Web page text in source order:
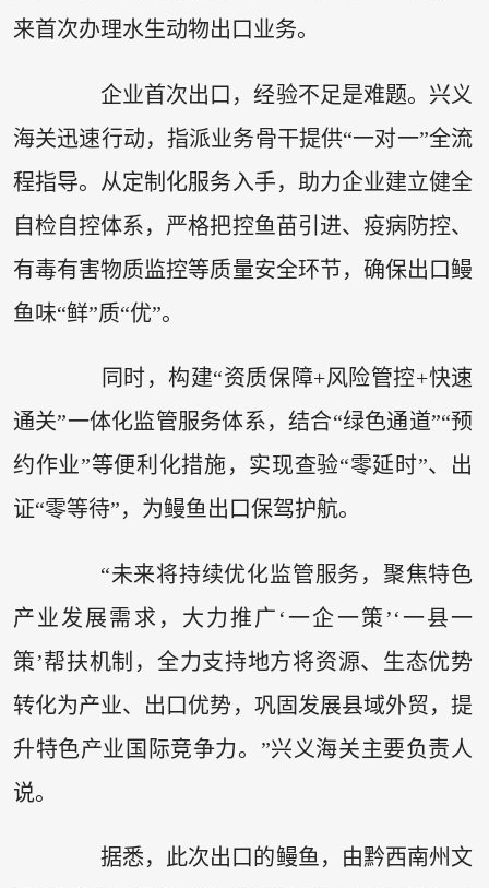
来首次办理水生动物出口业务。
企业首次出口，经验不足是难题。兴义
海关迅速行动，指派业务骨干提供“一对一”全流
程指导。从定制化服务入手，助力企业建立健全
自检自控体系，严格把控鱼苗引进、疫病防控、
有毒有害物质监控等质量安全环节，确保出口鳗
鱼味“鲜”质“优”。
同时，构建“资质保障+风险管控+快速
通关”一体化监管服务体系，结合“绿色通道”“预
约作业”等便利化措施，实现查验“零延时”、出
证“零等待”，为鳗鱼出口保驾护航。
“未来将持续优化监管服务，聚焦特色
产业发展需求，大力推广‘一企一策’‘一县一
策’帮扶机制，全力支持地方将资源、生态优势
转化为产业、出口优势，巩固发展县域外贸，提
升特色产业国际竞争力。”兴义海关主要负责人
说。
据悉，此次出口的鳗鱼，由黔西南州文